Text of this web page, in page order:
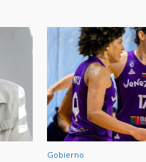
Gobierno